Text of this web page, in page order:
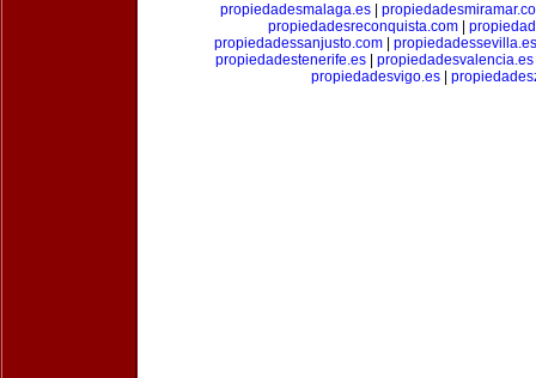
propiedadesmalaga.es|
propiedadesreconquista.com
propiedadessanjusto.com| propiedadessevilla.es
propiedadestenerife.es| propiedadesvalencia.es
propiedadesvigo.es|